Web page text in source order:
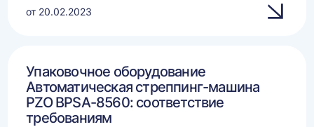
от 20.02.2023
Упаковочное оборудование
Автоматическая стреппинг-машина
PZO BPSA-8560: соответствие
требованиям